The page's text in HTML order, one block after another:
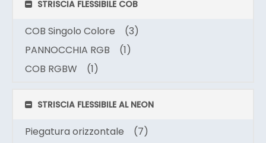
STRISCIA FLESSIBILE COB
COB Singolo Colore
(3)
PANNOCCHIA RGB
(1)
COB RGBW
(1)
STRISCIA FLESSIBILE AL NEON
Piegatura orizzontale
(7)